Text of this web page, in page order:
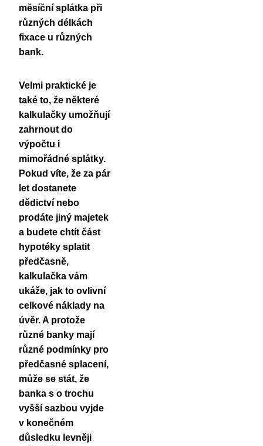
měsíční splátka při
různých délkách
fixace u různých
bank.
Velmi praktické je
také to, že některé
kalkulačky umožňují
zahrnout do
výpočtu i
mimořádné splátky.
Pokud víte, že za pár
let dostanete
dědictví nebo
prodáte jiný majetek
a budete chtít část
hypotéky splatit
předčasně,
kalkulačka vám
ukáže, jak to ovlivní
celkové náklady na
úvěr. A protože
různé banky mají
různé podmínky pro
předčasné splacení,
může se stát, že
banka s o trochu
vyšší sazbou vyjde
v konečném
důsledku levněji